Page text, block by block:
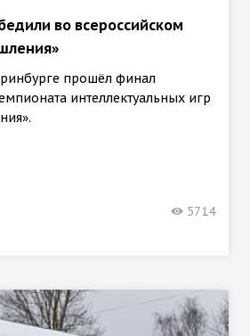
во всероссийском
прошёл финал
интеллектуальных игр
5714